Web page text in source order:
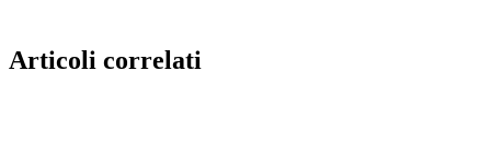
Articoli correlati